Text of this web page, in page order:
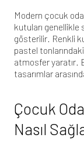
Modern çocuk
kutuları genellikle
gösterilir. Renkli
pastel
atmosfer yaratır.
tasarımlar
Çocuk
Nasıl